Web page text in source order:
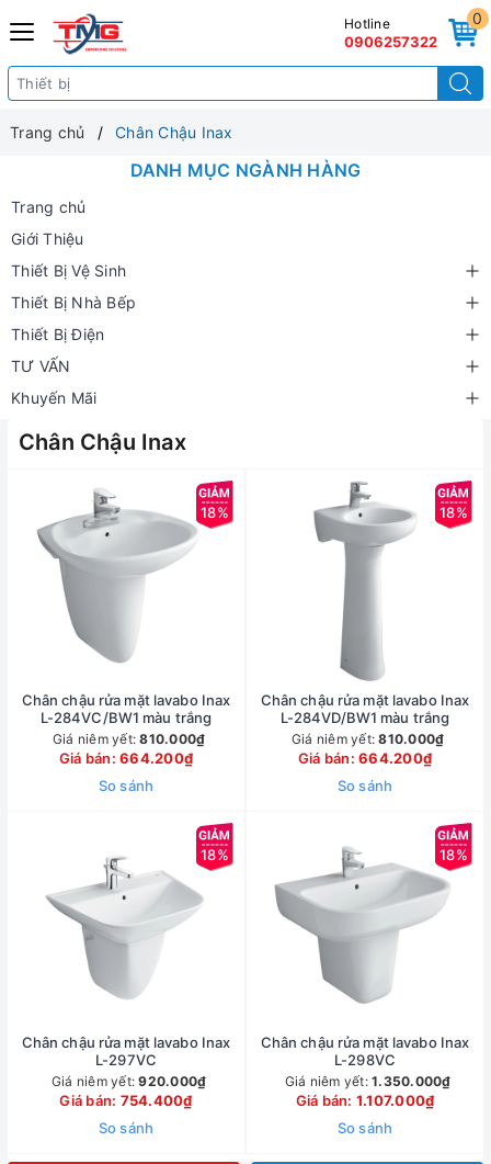
0
Hotline
0906257322
Trang chủ Chân Chậu Inax
DANH MỤC NGÀNH HÀNG
Trang chủ
Giới Thiệu
Thiết Bị Vệ Sinh
Thiết Bị Nhà Bếp
Thiết Bị Điện
TƯ VẤN
Khuyến Mãi
Chân Chậu Inax
18%
Chân chậu rửa mặt lavabo Inax
L-284VC/BW1 màu trắng
Giá niêm yết:810.000₫
Giá bán:664.200₫
So sánh
18%
Chân chậu rửa mặt lavabo Inax
L-284VD/BW1 màu trắng
Giá niêm yết:810.000₫
Giá bán:664.200₫
So sánh
18%
Chân chậu rửa mặt lavabo Inax
L-297VC
Giá niêm yết:920.000₫
Giá bán: 754.400₫
So sánh
18%
Chân chậu rửa mặt lavabo Inax
L-298VC
Giá niêm yết: 1.350.000₫
Giá bán: 1.107.000₫
So sánh